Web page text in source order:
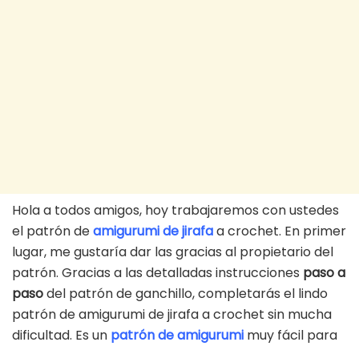
Hola a todos amigos, hoy trabajaremos con ustedes
el patrón deamigurumi de jirafaa crochet. En primer
lugar, me gustaría dar las gracias al propietario del
patrón. Gracias a las detalladas instrucciones paso a
pasodel patrón de ganchillo, completarás el lindo
patrón de amigurumi de jirafa a crochet sin mucha
dificultad. Es un patrón de amigurumi muy fácil para